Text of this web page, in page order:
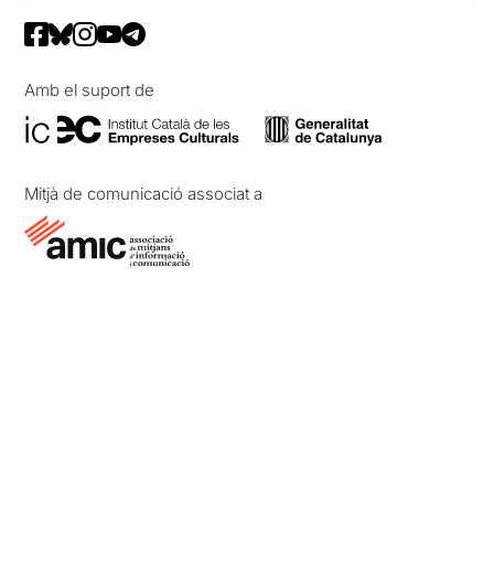
Amb el suport de
Mitjà de comunicació associat a